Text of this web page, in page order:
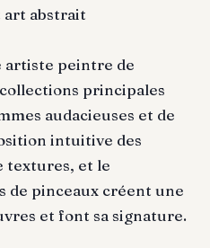
art abstrait
artiste peintre de
principales
audacieuses et de
intuitive des
textures, et le
de pinceaux créent une
et font sa signature.